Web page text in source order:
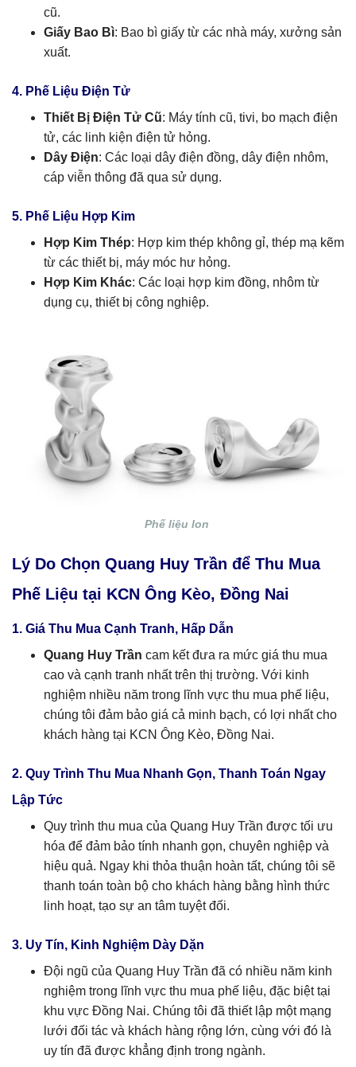
cũ.
Giấy Bao Bì: Bao bì giấy từ các nhà máy, xưởng sản
xuất.
4. Phế Liệu Điện Tử
Thiết Bị Điện Tử Cũ: Máy tính cũ, tivi, bo mạch điện
tử, các linh kiện điện tử hỏng.
Dây Điện: Các loại dây điện đồng, dây điện nhôm,
cáp viễn thông đã qua sử dụng.
5. Phế Liệu Hợp Kim
Hợp Kim Thép: Hợp kim thép không gỉ, thép mạ kẽm
từ các thiết bị, máy móc hư hỏng.
Hợp Kim Khác: Các loại hợp kim đồng, nhôm từ
dụng cụ, thiết bị công nghiệp.
Phế liệu lon
Lý Do Chọn Quang Huy Trần để Thu Mua
Phế Liệu tại KCN Ông Kèo, Đồng Nai
1. Giá Thu Mua Cạnh Tranh, Hấp Dẫn
Quang Huy Trần cam kết đưa ra mức giá thu mua
cao và cạnh tranh nhất trên thị trường. Với kinh
nghiệm nhiều năm trong lĩnh vực thu mua phế liệu,
chúng tôi đảm bảo giá cả minh bạch, có lợi nhất cho
khách hàng tại KCN Ông Kèo, Đồng Nai.
2. Quy Trình Thu Mua Nhanh Gọn, Thanh Toán Ngay
Lập Tức
Quy trình thu mua của Quang Huy Trần được tối ưu
hóa để đảm bảo tính nhanh gọn, chuyên nghiệp và
hiệu quả. Ngay khi thỏa thuận hoàn tất, chúng tôi sẽ
thanh toán toàn bộ cho khách hàng bằng hình thức
linh hoạt, tạo sự an tâm tuyệt đối.
3. Uy Tín, Kinh Nghiệm Dày Dặn
Đội ngũ của Quang Huy Trần đã có nhiều năm kinh
nghiệm trong lĩnh vực thu mua phế liệu, đặc biệt tại
khu vực Đồng Nai. Chúng tôi đã thiết lập một mạng
lưới đối tác và khách hàng rộng lớn, cùng với đó là
uy tín đã được khẳng định trong ngành.